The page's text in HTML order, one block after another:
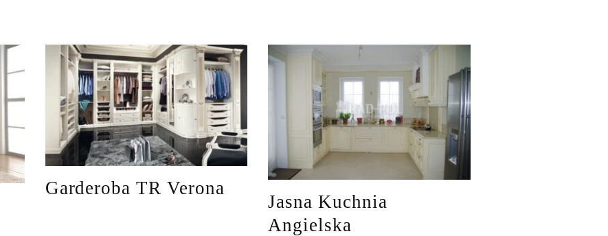
Garderoba TR Verona
Jasna Kuchnia
Angielska